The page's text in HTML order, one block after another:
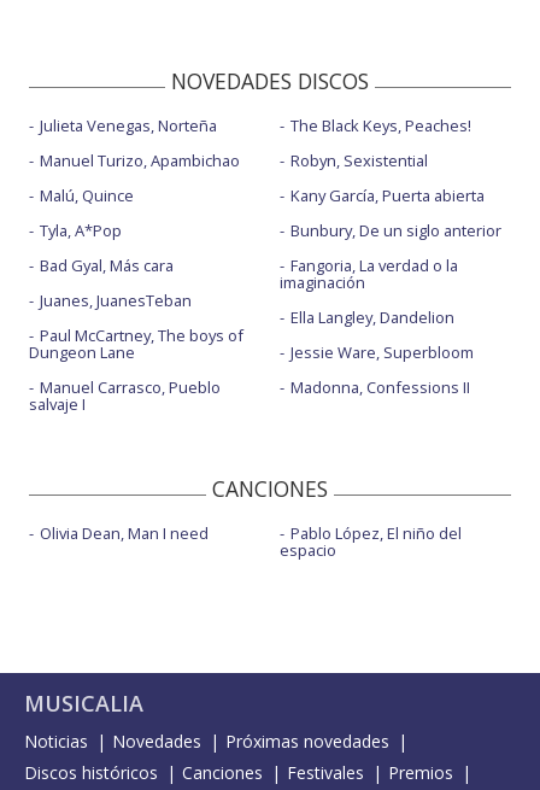
NOVEDADES DISCOS
Julieta Venegas, Norteña
Manuel Turizo, Apambichao
Malú, Quince
Tyla, A*Pop
Bad Gyal, Más cara
Juanes, JuanesTeban
Paul McCartney, The boys of
Dungeon Lane
Manuel Carrasco, Pueblo
salvaje I
The Black Keys, Peaches!
Robyn, Sexistential
Kany García, Puerta abierta
Bunbury, De un siglo anterior
Fangoria, La verdad o la
imaginación
Ella Langley, Dandelion
Jessie Ware, Superbloom
Madonna, Confessions II
CANCIONES
Olivia Dean, Man I need Pablo López, El niño del
espacio
MUSICALIA
Noticias Novedades
Próximas novedades
Discos históricos
Canciones Festivales
Premios